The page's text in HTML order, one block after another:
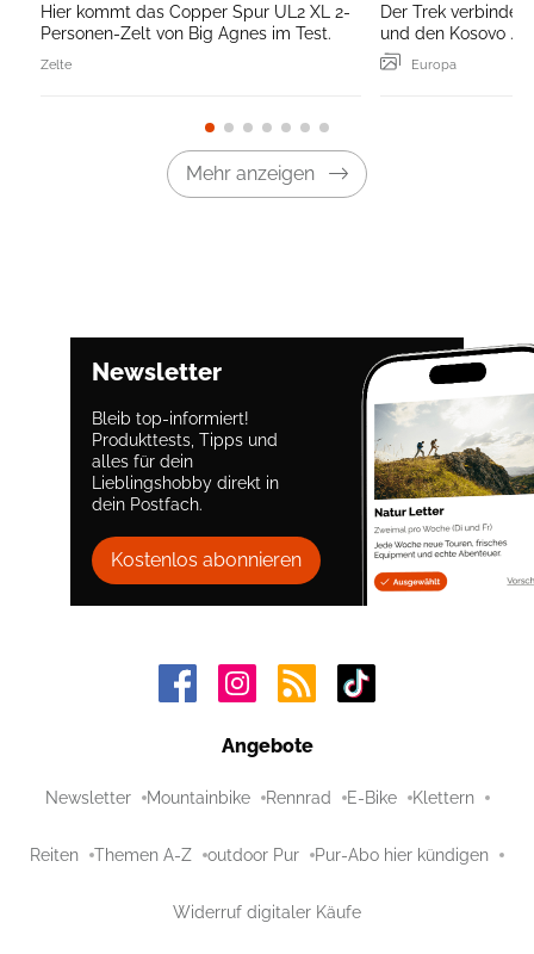
Hier kommt das Copper Spur UL2 XL 2-
Personen-Zelt von Big Agnes im Test.
Zelte
Der Trek verbindet
und den Kosovo ...
Europa
Mehr anzeigen
Newsletter
Bleib top-informiert!
Produkttests, Tipps und
alles für dein
Lieblingshobby direkt in
dein Postfach.
Kostenlos abonnieren
Angebote
Newsletter Mountainbike Rennrad E-Bike Klettern
Reiten Themen A-Z outdoor Pur Pur-Abo hier kündigen
Widerruf digitaler Käufe